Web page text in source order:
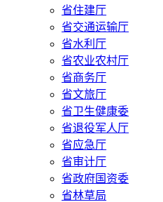
省住建厅
省交通运输厅
省水利厅
省农业农村厅
省商务厅
省文旅厅
省卫生健康委
省退役军人厅
省应急厅
省审计厅
省政府国资委
省林草局